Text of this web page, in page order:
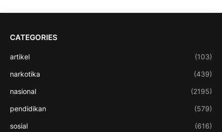
CATEGORIES
artikel (103)
narkotika (439)
nasional (2195)
pendidikan (579)
sosial (616)